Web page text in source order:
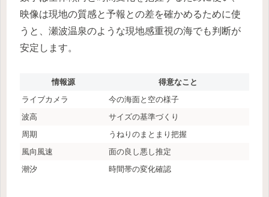
映像は現地の質感と予報との差を確かめるために使
うと、瀬波温泉のような現地感重視の海でも判断が
安定します。
情報源
得意なこと
ライブカメラ
今の海面と空の様子
波高
サイズの基準づくり
周期
うねりのまとまり把握
風向風速
面の良し悪し推定
潮汐
時間帯の変化確認